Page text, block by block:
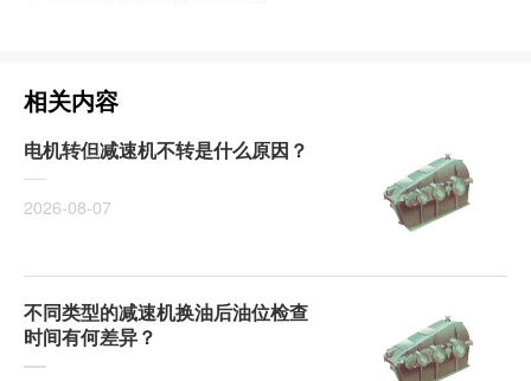
相关内容
电机转但减速机不转是什么原因？
2026-08-07
不同类型的减速机换油后油位检查
时间有何差异？